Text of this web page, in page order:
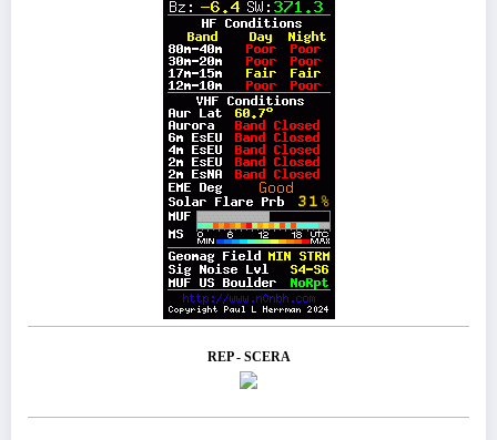
REP - SCERA